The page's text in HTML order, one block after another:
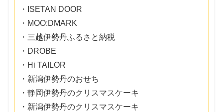
・ISETAN DOOR
・MOO:DMARK
・三越伊勢丹ふるさと納税
・DROBE
・Hi TAILOR
・新潟伊勢丹のおせち
・静岡伊勢丹のクリスマスケーキ
・新潟伊勢丹のクリスマスケーキ